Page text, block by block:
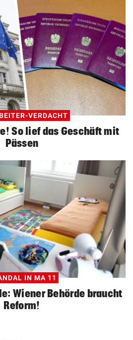
VERDACHT
So lief das Geschäft mit
Pässen
IN MA 11
Wiener Behörde braucht
Reform!